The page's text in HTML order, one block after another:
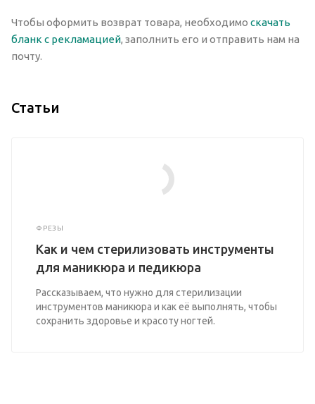
Чтобы оформить возврат товара, необходимо скачать
бланк с рекламацией, заполнить его и отправить нам на
почту.
Статьи
ФРЕЗЫ
Как и чем стерилизовать инструменты
для маникюра и педикюра
Рассказываем, что нужно для стерилизации
инструментов маникюра и как её выполнять, чтобы
сохранить здоровье и красоту ногтей.